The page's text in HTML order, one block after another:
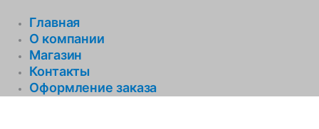
Главная
О компании
Магазин
Контакты
Оформление заказа